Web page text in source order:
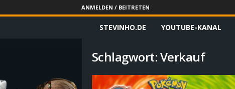
ANMELDEN / BEITRETEN
STEVINHO.DE YOUTUBE-KANAL
Schlagwort: Verkauf